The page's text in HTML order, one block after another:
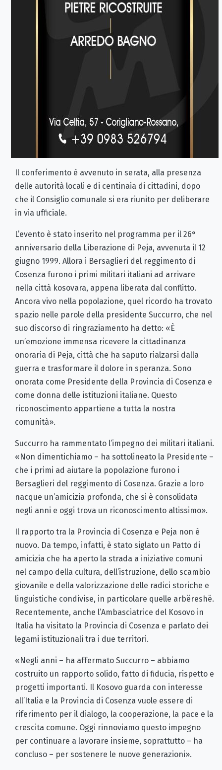
Il conferimento è avvenuto in serata, alla presenza
delle autorità locali e di centinaia di cittadini, dopo
che il Consiglio comunale si era riunito per deliberare
in via ufficiale.
L’evento è stato inserito nel programma per il 26°
anniversario della Liberazione di Peja, avvenuta il 12
giugno 1999. Allora i Bersaglieri del reggimento di
Cosenza furono i primi militari italiani ad arrivare
nella città kosovara, appena liberata dal conflitto.
Ancora vivo nella popolazione, quel ricordo ha trovato
spazio nelle parole della presidente Succurro, che nel
suo discorso di ringraziamento ha detto: «È
un’emozione immensa ricevere la cittadinanza
onoraria di Peja, città che ha saputo rialzarsi dalla
guerra e trasformare il dolore in speranza. Sono
onorata come Presidente della Provincia di Cosenza e
come donna delle istituzioni italiane. Questo
riconoscimento appartiene a tutta la nostra
comunità».
Succurro ha rammentato l’impegno dei militari italiani.
«Non dimentichiamo – ha sottolineato la Presidente –
che i primi ad aiutare la popolazione furono i
Bersaglieri del reggimento di Cosenza. Grazie a loro
nacque un’amicizia profonda, che si è consolidata
negli anni e oggi trova un riconoscimento altissimo».
Il rapporto tra la Provincia di Cosenza e Peja non è
nuovo. Da tempo, infatti, è stato siglato un Patto di
amicizia che ha aperto la strada a iniziative comuni
nel campo della cultura, dell’istruzione, dello scambio
giovanile e della valorizzazione delle radici storiche e
linguistiche condivise, in particolare quelle arbëreshë.
Recentemente, anche l’Ambasciatrice del Kosovo in
Italia ha visitato la Provincia di Cosenza e parlato dei
legami istituzionali tra i due territori.
«Negli anni – ha affermato Succurro – abbiamo
costruito un rapporto solido, fatto di fiducia, rispetto e
progetti importanti. Il Kosovo guarda con interesse
all’Italia e la Provincia di Cosenza vuole essere di
riferimento per il dialogo, la cooperazione, la pace e la
crescita comune. Oggi rinnoviamo questo impegno
per continuare a lavorare insieme, soprattutto – ha
concluso – per sostenere le nuove generazioni».